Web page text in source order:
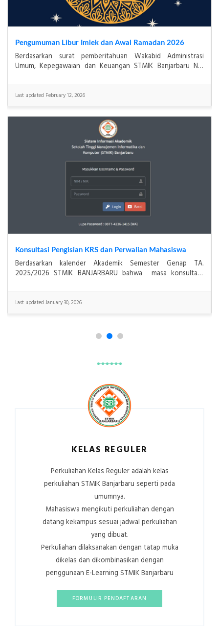
Pengumuman Libur Imlek dan Awal Ramadan 2026
Berdasarkan surat pemberitahuan Wakabid Administrasi
Umum, Kepegawaian dan Keuangan STMIK Banjarbaru No.
Last updated February 12, 2026
Konsultasi Pengisian KRS dan Perwalian Mahasiswa
Berdasarkan kalender Akademik Semester Genap TA.
2025/2026 STMIK BANJARBARU bahwa masa konsultasi
Last updated January 30, 2026
KELAS REGULER
Perkuliahan Kelas Reguler adalah kelas
perkuliahan STMIK Banjarbaru seperti pada
umumnya.
Mahasiswa mengikuti perkuliahan dengan
datang kekampus sesuai jadwal perkuliahan
yang dibuat.
Perkuliahan dilaksanakan dengan tatap muka
dikelas dan dikombinasikan dengan
penggunaan E-Learning STMIK Banjarbaru
FORMULIR PENDAFTARAN